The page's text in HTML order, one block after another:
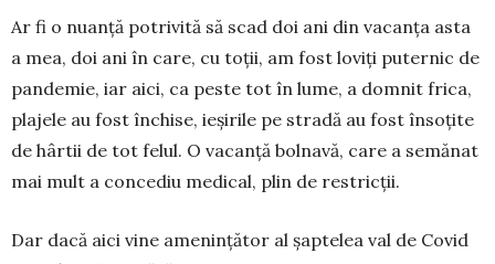
Ar fi o nuanță potrivită să scad doi ani din vacanța asta
a mea, doi ani în care, cu toții, am fost loviți puternic de
pandemie, iar aici, ca peste tot în lume, a domnit frica,
plajele au fost închise, ieșirile pe stradă au fost însoțite
de hârtii de tot felul. O va­canță bolnavă, care a semănat
mai mult a concediu medical, plin de restricții.
Dar dacă aici vine amenințător al șaptelea val de Covid